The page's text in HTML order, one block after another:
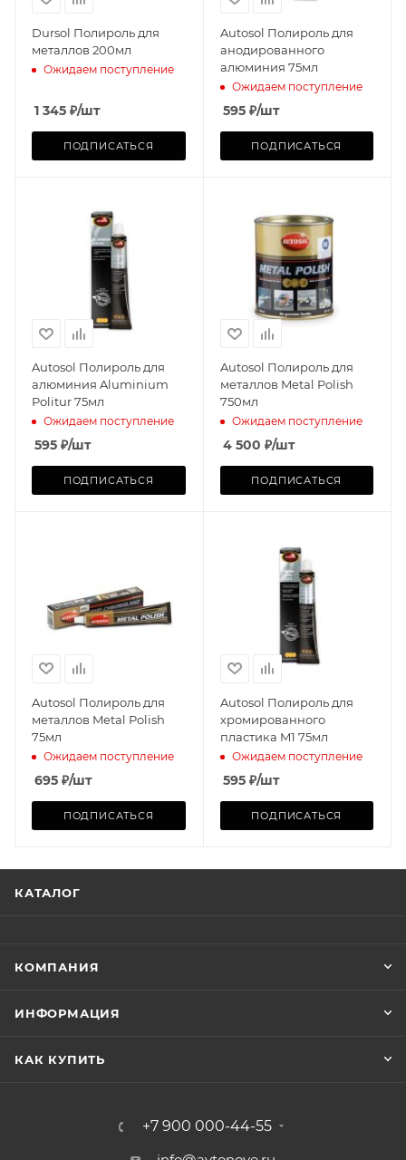
Dursol Полироль для
металлов 200мл
Ожидаем поступление
1 345 ₽/шт
ПОДПИСАТЬСЯ
Autosol Полироль для
анодированного
алюминия 75мл
Ожидаем поступление
595₽/шт
ПОДПИСАТЬСЯ
Autosol Полироль для
алюминия Aluminium
Politur 75мл
Ожидаем поступление
595 ₽/шт
ПОДПИСАТЬСЯ
Autosol Полироль для
металлов Metal Polish
750мл
Ожидаем поступление
4 500 ₽/шт
ПОДПИСАТЬСЯ
Autosol Полироль для
металлов Metal Polish
75мл
Ожидаем поступление
695 ₽/шт
ПОДПИСАТЬСЯ
Autosol Полироль для
хромированного
пластика M1 75мл
Ожидаем поступление
595₽/шт
ПОДПИСАТЬСЯ
КАТАЛОГ
КОМПАНИЯ
ИНФОРМАЦИЯ
КАК КУПИТЬ
+7 900 000-44-55